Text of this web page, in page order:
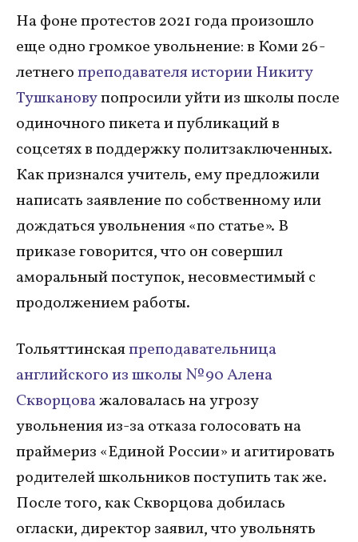
На фоне протестов 2021 года произошло
еще одно громкое увольнение: в Коми 26-
летнегопреподавателя истории Никиту
Тушкановупопросили уйти из школы после
одиночного пикета и публикаций в
соцсетях в поддержку политзаключенных.
Как признался учитель, ему предложили
написать заявление по собственному или
дождаться увольнения «по статье». В
приказе говорится, что он совершил
аморальный поступок, несовместимый с
продолжением работы.
Тольяттинскаяпреподавательница
английского из школы № 90 Алена
Скворцоважаловалась на угрозу
увольнения из-за отказа голосовать на
праймериз «Единой России» и агитировать
родителей школьников поступить так же.
После того, как Скворцова добилась
огласки, директор заявил, что увольнять